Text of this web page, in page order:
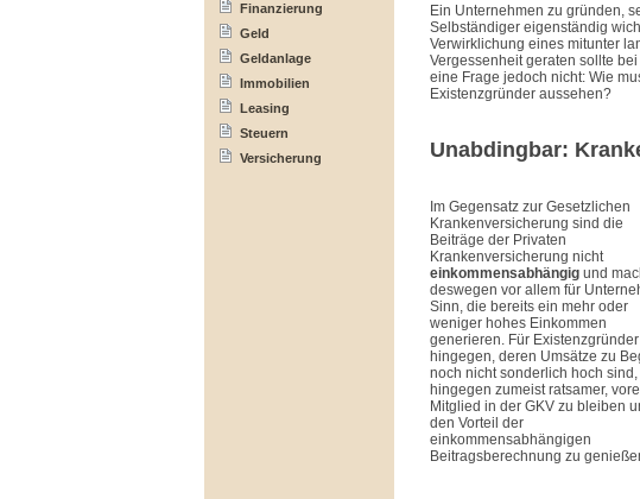
Ein Unternehmen zu gründen,
Selbständiger eigenständig
Verwirklichung eines mitunter
Vergessenheit geraten sollte
eine Frage jedoch nicht: Wie
Existenzgründer aussehen?
Unabdingbar:
Im Gegensatz zur Gesetzlichen
Krankenversicherung sind die
Beiträge der Privaten
Krankenversicherung nicht
einkommensabhängig und
deswegen vor allem für
Sinn, die bereits ein mehr oder
weniger hohes Einkommen
generieren. Für Existenzgründer
hingegen, deren Umsätze zu
noch nicht sonderlich hoch sind,
hingegen zumeist ratsamer,
Mitglied in der GKV zu bleiben
den Vorteil der
einkommensabhängigen
Beitragsberechnung zu
Finanzierung
Geld
Geldanlage
Immobilien
Leasing
Steuern
Versicherung